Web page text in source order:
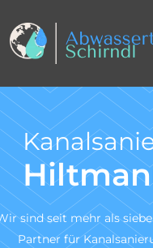
Wir sind ein
Kanal-